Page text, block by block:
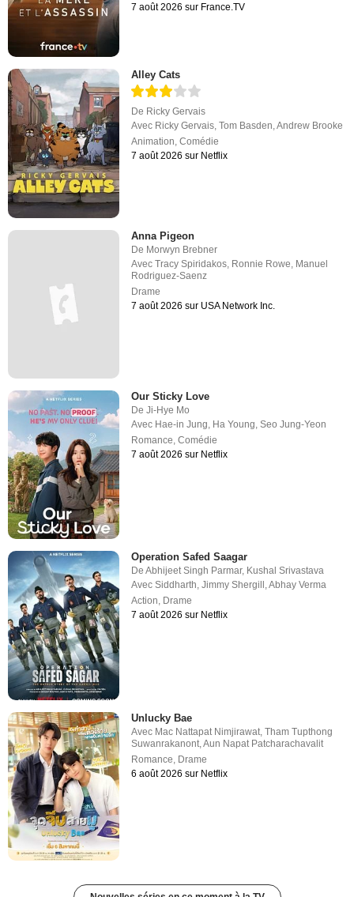
7 août 2026 sur France.TV
Alley Cats
De Ricky Gervais
Avec Ricky Gervais,Tom Basden,Andrew Brooke
Animation,Comédie
7 août 2026 sur Netflix
Anna Pigeon
De Morwyn Brebner
AvecTracy Spiridakos Ronnie Rowe Manuel
Rodriguez-Saenz
Drame
7 août 2026 sur USA Network Inc.
Our Sticky Love
DeJi-Hye Mo
Avec Hae-in Jung, Ha Young,Seo Jung-Yeon
Romance,Comédie
7 août 2026 sur Netflix
Operation Safed Saagar
DeAbhijeet Singh Parmar, Kushal Srivastava
AvecSiddharth,Jimmy Shergill ,Abhay Verma
Action, Drame
7 août 2026 sur Netflix
Unlucky Bae
Avec Mac Nattapat Nimjirawat ,Tham Tupthong
Suwanrakanont ,Aun Napat Patcharachavalit
Romance Drame
6 août 2026 sur Netflix